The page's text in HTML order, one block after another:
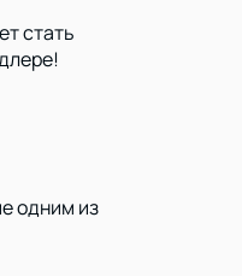
стать
одним из